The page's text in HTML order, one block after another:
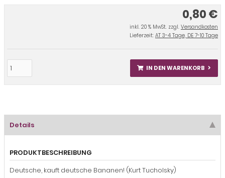
0,80 €
inkl. 20 % MwSt. zzgl. Versandkosten
Lieferzeit: AT 3-4 Tage, DE 7-10 Tage
IN DEN WARENKORB
Details
PRODUKTBESCHREIBUNG
Deutsche, kauft deutsche Bananen! (Kurt Tucholsky)